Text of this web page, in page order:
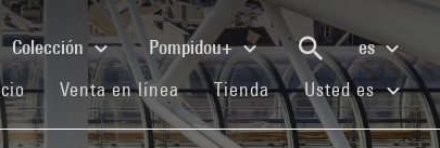
Colección Pompidou+
es
(current)Venta en línea(current)
Tienda(current)Usted es